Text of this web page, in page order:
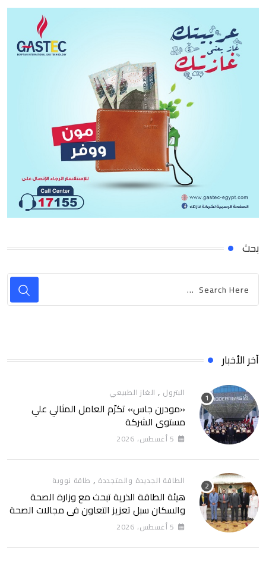
بحث
آخر الأخبار
البترول , الغاز الطبيعي
«مودرن جاس» تكرّم العامل المثالي علي
مستوي الشركة
5 أغسطس، 2026
الطاقة الجديدة والمتجددة , طاقة نووية
هيئة الطاقة الذرية تبحث مع وزارة الصحة
والسكان سبل تعزيز التعاون في مجالات الصحة
والعلاج الإشعاعي
5 أغسطس، 2026